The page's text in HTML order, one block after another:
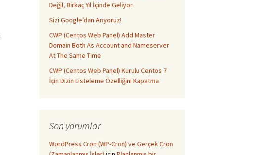
Değil, Birkaç Yıl İçinde Geliyor
Sizi Google’dan Arıyoruz!
CWP (Centos Web Panel) Add Master
Domain Both As Account and Nameserver
At The Same Time
CWP (Centos Web Panel) Kurulu Centos 7
İçin Dizin Listeleme Özelliğini Kapatma
Son yorumlar
WordPress Cron (WP-Cron) ve Gerçek Cron